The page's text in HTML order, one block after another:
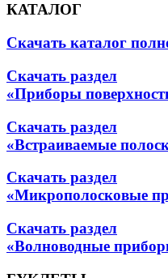
КАТАЛОГ
Скачать каталог
Скачать раздел
«Приборы
Скачать раздел
«Встраиваемые
Скачать раздел
«Микрополосковые
Скачать раздел
«Волноводные